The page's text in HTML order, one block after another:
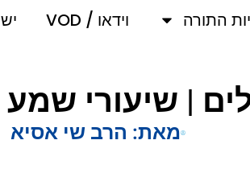
התורה וידאו / VOD
| שיעורי
מאת:הרב שי אסיא